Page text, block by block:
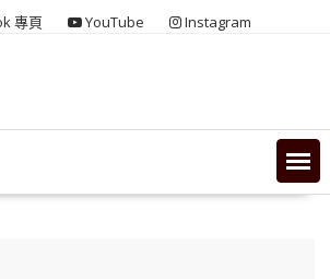
專頁 YouTube Instagram